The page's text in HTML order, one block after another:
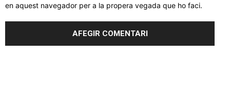
en aquest navegador per a la propera vegada que ho faci.